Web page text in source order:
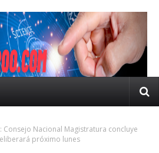
Consejo Nacional Magistratura concluye
próximo lunes